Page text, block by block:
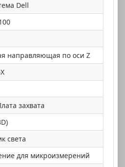
Dell
направляющая по оси Z
захвата
света
для микроизмерений